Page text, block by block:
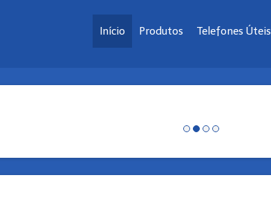
Início Produtos Telefones Úteis